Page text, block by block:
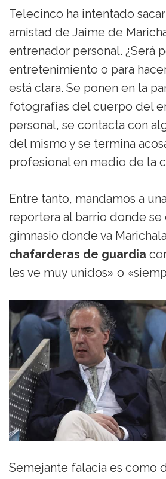
Telecinco ha intentado
amistad de Jaime de
entrenador personal. ¿Será
entretenimiento o para
está clara. Se ponen en la
fotografías del cuerpo del
personal, se contacta con
del mismo y se termina
profesional en medio de la
Entre tanto, mandamos a
reportera al barrio donde se
gimnasio donde va
chafarderas de guardia
les ve muy unidos» o
Semejante falacia es como